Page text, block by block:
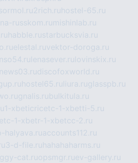
2rich.ru hostel-65.ru
russkom.ru mishinlab.ru
habble.rustarbucksvia.ru
elestal.ruvektor-doroga.ru
lenasever.ru lovinskix.ru
discofoxworld.ru
hostel65.ru liura.ruglasspb.ru
gnalis.rubulkitula.ru
1-xbeticricetc-1-xbetti-5.ru
1-xbetr-1-xbetcc-2.ru
halyava.ruaccounts112.ru
3-d-file.ru hahahaharms.ru
cat.ruopsmgr.ruev-gallery.ru